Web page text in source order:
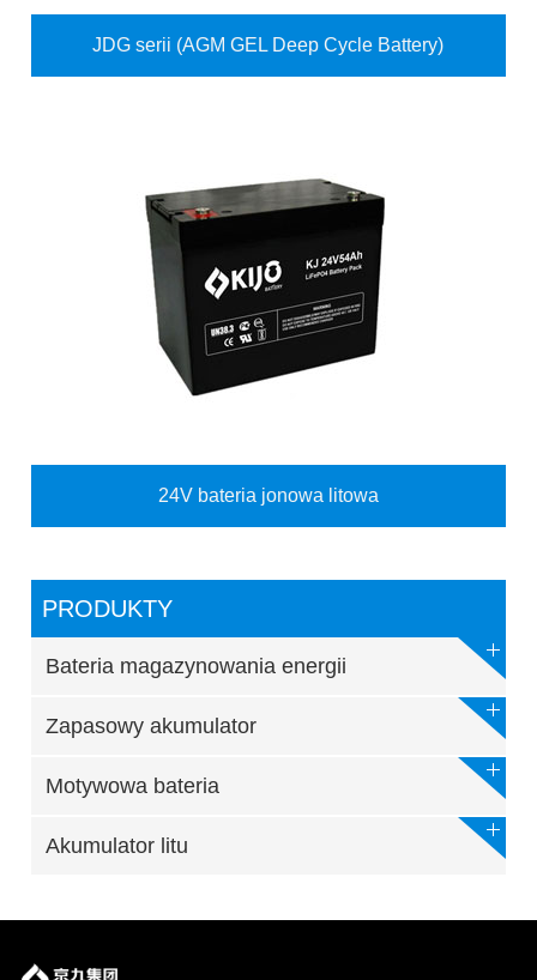
JDG serii (AGM GEL Deep Cycle Battery)
24V bateria jonowa litowa
PRODUKTY
Bateria magazynowania energii
Zapasowy akumulator
Motywowa bateria
Akumulator litu